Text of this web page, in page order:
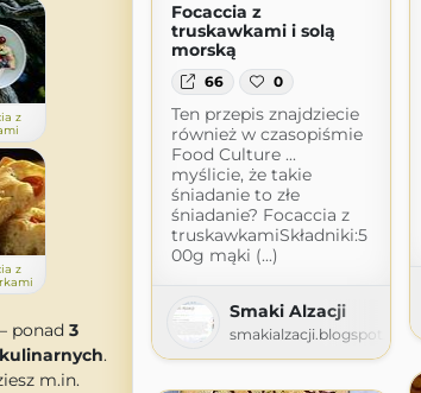
z
z
– ponad 3
.
m.in.
Focaccia z
truskawkami i solą
morską
66 0
Ten przepis znajdziecie
również w czasopiśmie
Food Culture ...
myślicie, że takie
śniadanie to złe
śniadanie? Focaccia z
truskawkamiSkładniki:5
00g mąki (...)
Smaki Alzacji
smakialzacji.blogspot.com